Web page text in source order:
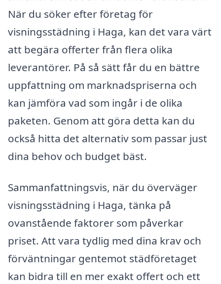
När du söker efter företag för
visningsstädning i Haga, kan det vara värt
att begära offerter från flera olika
leverantörer. På så sätt får du en bättre
uppfattning om marknadspriserna och
kan jämföra vad som ingår i de olika
paketen. Genom att göra detta kan du
också hitta det alternativ som passar just
dina behov och budget bäst.
Sammanfattningsvis, när du överväger
visningsstädning i Haga, tänka på
ovanstående faktorer som påverkar
priset. Att vara tydlig med dina krav och
förväntningar gentemot städföretaget
kan bidra till en mer exakt offert och ett